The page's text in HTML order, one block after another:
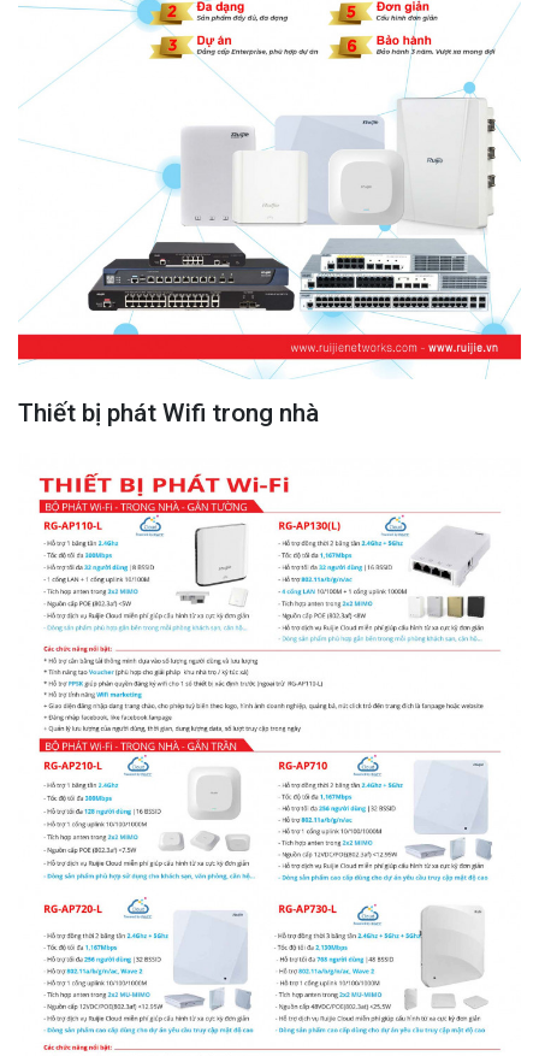
Thiết bị phát Wifi trong nhà